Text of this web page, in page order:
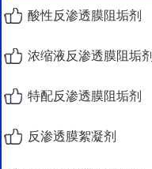
酸性反渗透膜阻垢剂
浓缩液反渗透膜阻垢剂
特配反渗透膜阻垢剂
反渗透膜絮凝剂